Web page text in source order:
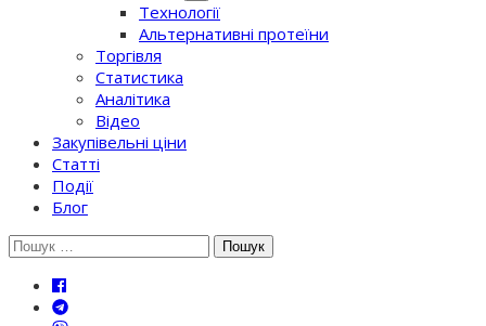
Технології
Альтернативні протеїни
Торгівля
Статистика
Аналітика
Відео
Закупівельні ціни
Статті
Події
Блог
Шукати: